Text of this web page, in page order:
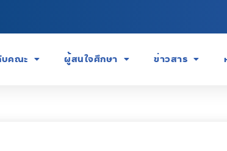
บคณะ ผู้สนใจศึกษา ข่าวสาร